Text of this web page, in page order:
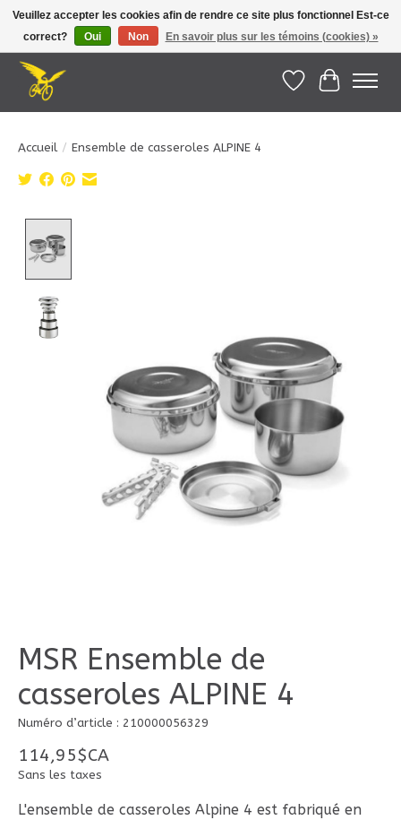
Le Pédalier | Îles de la Madeleine |info@lepedalier.com| 1-418-986-2965
Liste dePanier
Accueil / Ensemble de casseroles ALPINE 4
MSR Ensemble de
casseroles ALPINE 4
Numéro d’article : 210000056329
114,95$CA
Sans les taxes
L'ensemble de casseroles Alpine 4 est fabriqué en
Veuillez accepter les cookies afin de rendre ce site plus fonctionnel Est-ce
correct?
Oui Non En savoir plus sur les témoins (cookies) »